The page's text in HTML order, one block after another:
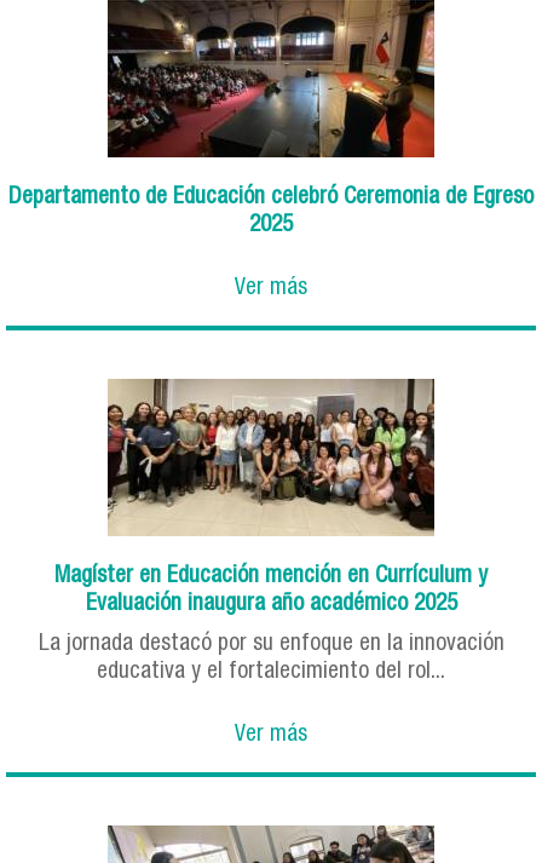
Departamento de Educación celebró Ceremonia de Egreso
2025
Ver más
Magíster en Educación mención en Currículum y
Evaluación inaugura año académico 2025
La jornada destacó por su enfoque en la innovación
educativa y el fortalecimiento del rol...
Ver más